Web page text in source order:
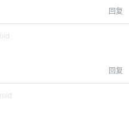
回复
回复